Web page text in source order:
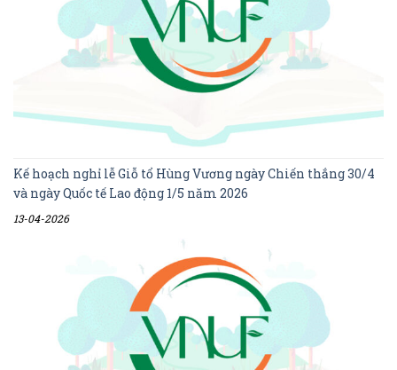
Kế hoạch nghỉ lễ Giỗ tổ Hùng Vương ngày Chiến thắng 30/4
và ngày Quốc tế Lao động 1/5 năm 2026
13-04-2026